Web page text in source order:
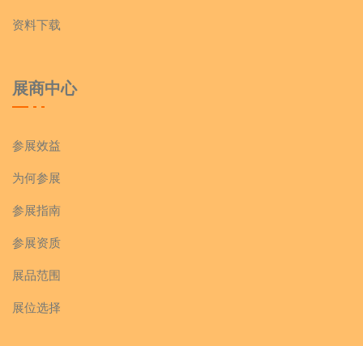
资料下载
展商中心
参展效益
为何参展
参展指南
参展资质
展品范围
展位选择